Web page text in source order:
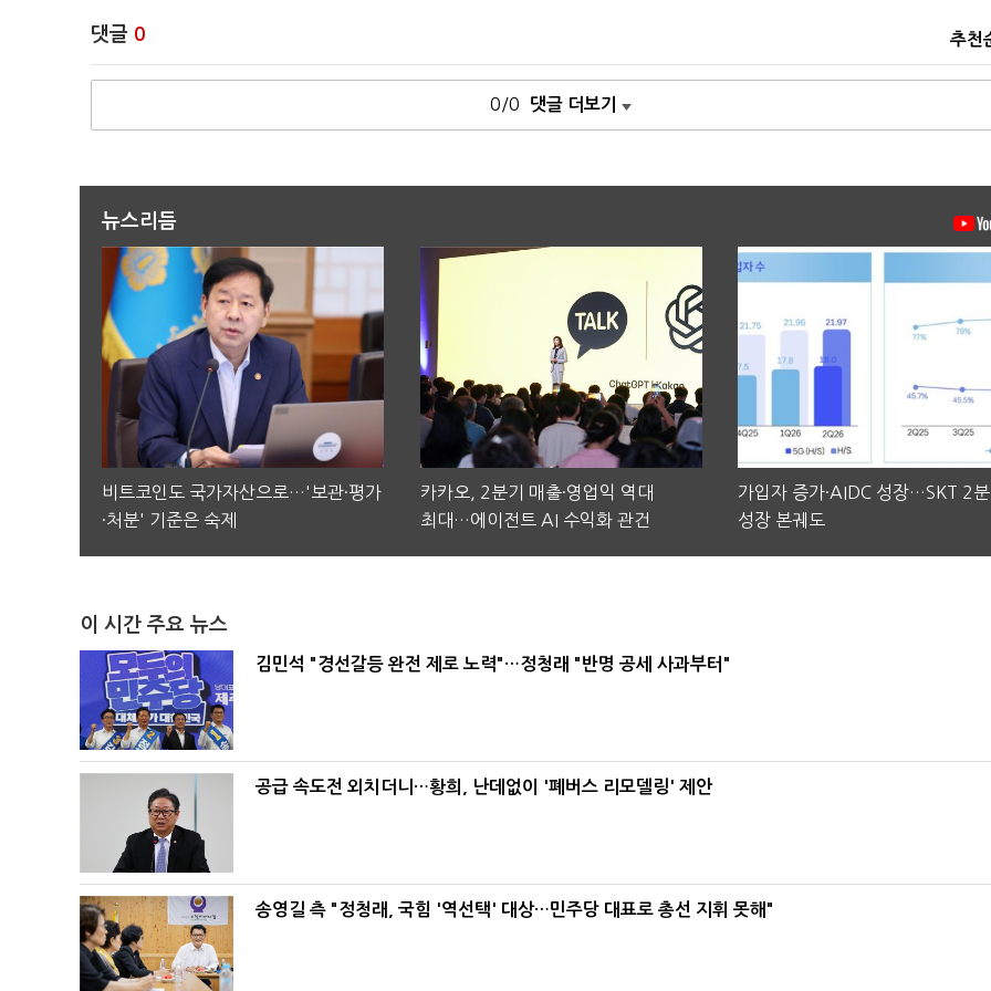
댓글 0 추천
0/0 댓글 더보기
뉴스리듬
비트코인도 국가자산으로…'보관·평가
·처분' 기준은 숙제
카카오, 2분기 매출·영업익 역대
최대…에이전트 AI 수익화 관건
가입자 증가·AIDC 성장…SKT 2
성장 본궤도
이 시간 주요 뉴스
김민석 "경선갈등 완전 제로 노력"…정청래 "반명 공세 사과부터"
공급 속도전 외치더니…황희, 난데없이 '폐버스 리모델링' 제안
송영길 측 "정청래, 국힘 '역선택' 대상…민주당 대표로 총선 지휘 못해"